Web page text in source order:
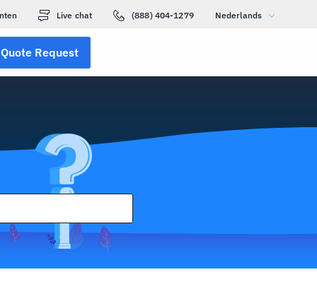
Live chat (888) 404-1279 Nederlands
Quote Request